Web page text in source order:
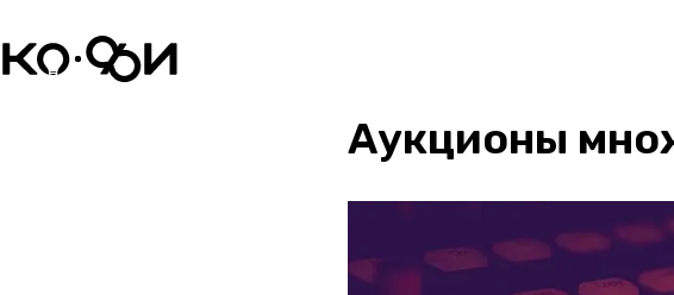
Аукционы